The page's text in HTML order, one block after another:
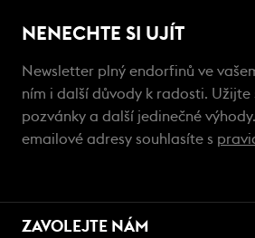
NENECHTE SI UJÍT
Newsletter plný endorfinů ve
ním i další důvody k radosti. Užijte
pozvánky a další jedinečné
emailové adresy souhlasíte s
ZAVOLEJTE NÁM